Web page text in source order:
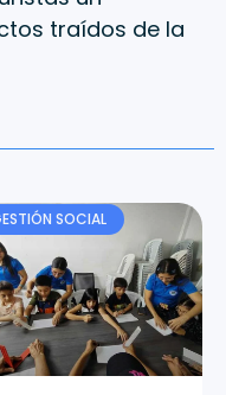
traídos de la
SOCIAL